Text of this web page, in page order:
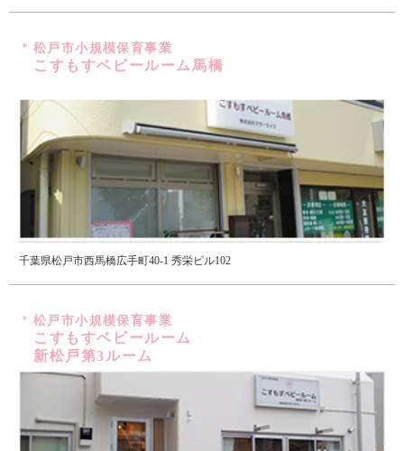
松戸市小規模保育事業
こすもすベビールーム馬橋
千葉県松戸市西馬橋広手町40-1 秀栄ビル102
松戸市小規模保育事業
こすもすベビールーム
新松戸第3ルーム